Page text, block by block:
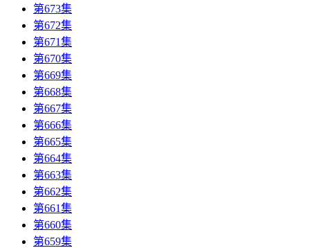
第673集
第672集
第671集
第670集
第669集
第668集
第667集
第666集
第665集
第664集
第663集
第662集
第661集
第660集
第659集